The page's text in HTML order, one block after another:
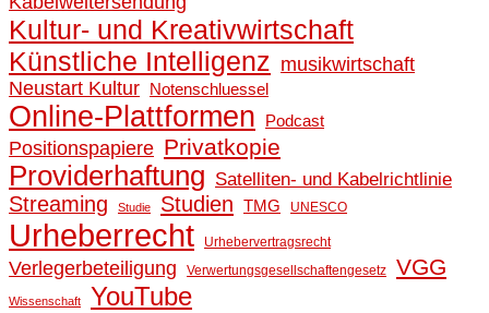
Kultur- und Kreativwirtschaft
Künstliche Intelligenz musikwirtschaft
Neustart Kultur Notenschluessel
Online-Plattformen Podcast
Positionspapiere Privatkopie
Providerhaftung Satelliten- und Kabelrichtlinie
Streaming Studie Studien TMG UNESCO
Urheberrecht Urhebervertragsrecht
Verlegerbeteiligung Verwertungsgesellschaftengesetz VGG
Wissenschaft YouTube